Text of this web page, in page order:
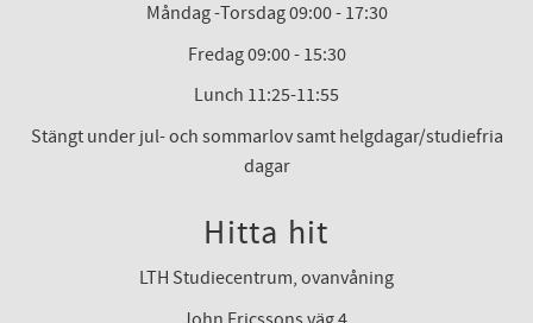
Måndag -Torsdag 09:00 - 17:30
Fredag 09:00 - 15:30
Lunch 11:25-11:55
Stängt under jul- och sommarlov samt helgdagar/studiefria
dagar
Hitta hit
LTH Studiecentrum, ovanvåning